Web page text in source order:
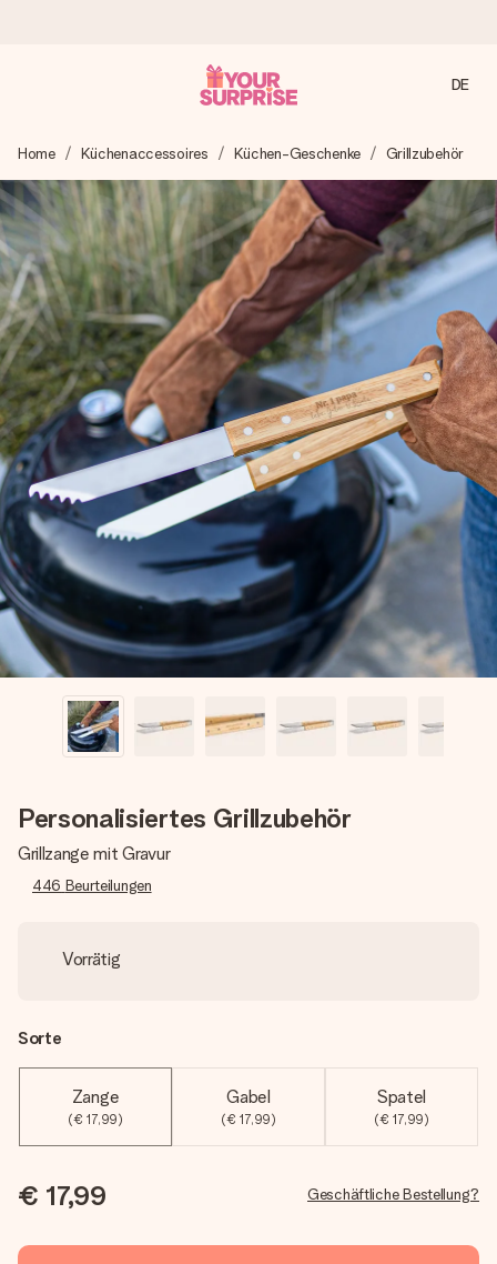
Wir bereiten dein Geschenk sorgfältig vor und schicken es
blitzschnell – damit du es genau zum richtigen Zeitpunkt
überreichen kannst, wenn es am meisten zählt.
4,8 (basierend auf +15.000 Bewertungen)
Unsere Geschenke begeistern. Kunden bewerten uns mit
4,8 bei Google Reviews (Gesamtergebnis aller Länder, in
die wir versenden).
Mit Liebe gemacht, im Handumdrehen
Erstelle etwas Einzigartiges in wenigen Schritten – mit
ihrem Namen, deinem Foto oder einer Nachricht von
Herzen. Kein Stress, nur pure Liebe für den perfekten
Moment.
DE
Home Küchenaccessoires Küchen-Geschenke Grillzubehör
Personalisiertes Grillzubehör
Grillzange mit Gravur
446 Beurteilungen
Vorrätig
Sorte
Zange
(€ 17,99)
Gabel
(€ 17,99)
Spatel
(€ 17,99)
€ 17,99 Geschäftliche Bestellung?